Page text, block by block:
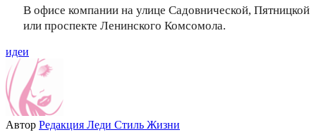
В офисе компании на улице Садовнической, Пятницкой
или проспекте Ленинского Комсомола.
идеи
Автор Редакция Леди Стиль Жизни